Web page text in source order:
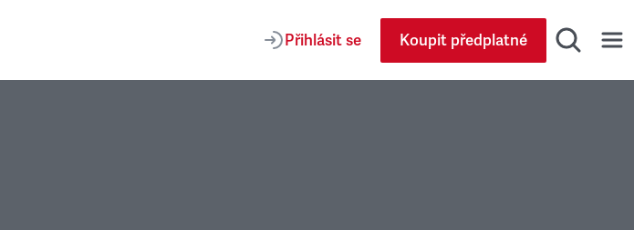
Přihlásit se Koupit předplatné